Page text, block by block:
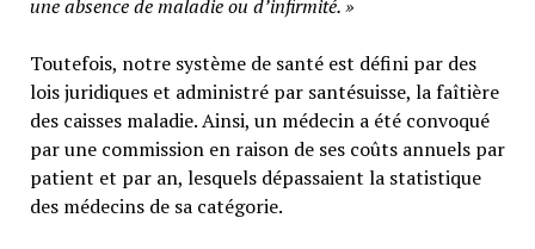
une absence de maladie ou d’infirmité.»
Toutefois, notre système de santé est défini par des
lois juridiques et administré par santésuisse, la faîtière
des caisses maladie. Ainsi, un médecin a été convoqué
par une commission en raison de ses coûts annuels par
patient et par an, lesquels dépassaient la statistique
des médecins de sa catégorie.